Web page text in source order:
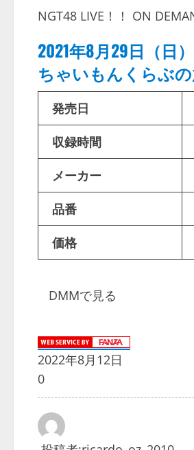
NGT48 LIVE！！ ON
2021年8月29日（日
ちゃいもんくらぶ
発売日
収録時間
メーカー
品番
価格
DMMで見る
2022年8月12日
0